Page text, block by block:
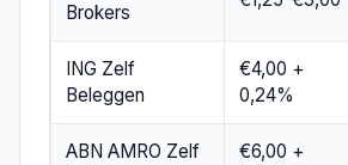
Brokers
ING Zelf
Beleggen
€4,00 +
0,24%
ABN AMRO Zelf
€6,00 +